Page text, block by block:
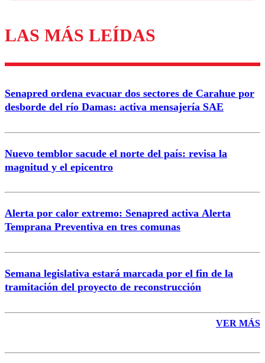
Los comentarios son moderados para garantizar un
diálogo respetuoso.
Correo
LAS MÁS LEÍDAS
Senapred ordena evacuar dos sectores de Carahue por
desborde del río Damas: activa mensajería SAE
Nuevo temblor sacude el norte del país: revisa la
magnitud y el epicentro
Alerta por calor extremo: Senapred activa Alerta
Temprana Preventiva en tres comunas
Semana legislativa estará marcada por el fin de la
tramitación del proyecto de reconstrucción
VER MÁS